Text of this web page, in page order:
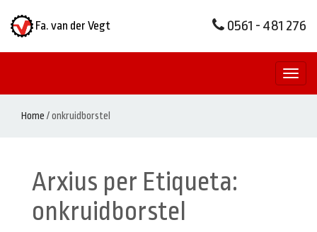
Fa. van der Vegt 0561 - 481 276
Home /onkruidborstel
Arxius per Etiqueta:
onkruidborstel